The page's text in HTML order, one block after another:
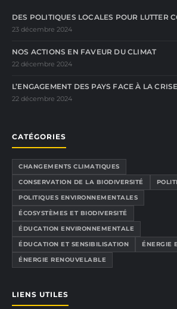
DES POLITIQUES LOCALES POUR LUTTER
23 décembre 2024
NOS ACTIONS EN FAVEUR DU CLIMAT
22 décembre 2024
L’ENGAGEMENT DES PAYS FACE À LA
22 décembre 2024
CATÉGORIES
CHANGEMENTS CLIMATIQUES
CONSERVATION DE LA BIODIVERSITÉ
POLITIQUES ENVIRONNEMENTALES
ÉCOSYSTÈMES ET BIODIVERSITÉ
ÉDUCATION ENVIRONNEMENTALE
ÉDUCATION ET SENSIBILISATION
ÉNERGIE
ÉNERGIE RENOUVELABLE
LIENS UTILES